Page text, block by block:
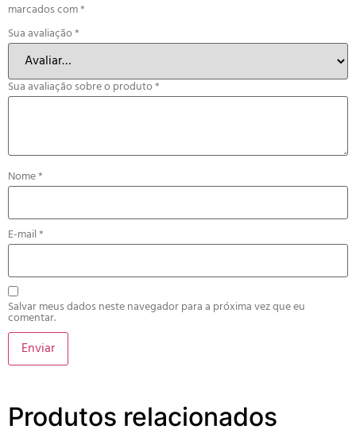
marcados com*
Sua avaliação*
Sua avaliação sobre o produto*
Nome*
E-mail*
Salvar meus dados neste navegador para a próxima vez que eu
comentar.
Produtos relacionados